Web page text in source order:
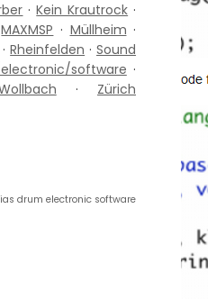
·Kein Krautrock ·
MAXMSP · Müllheim ·
·Rheinfelden ·Sound
software ·
· Zürich
drum electronic software